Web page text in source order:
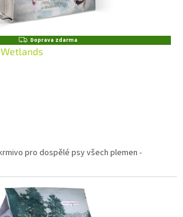
Z
A
Doprava zdarma
pro dospělé psy všech plemen -